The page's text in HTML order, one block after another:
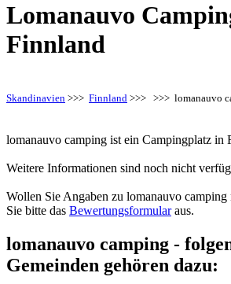
Lomanauvo
Finnland
Skandinavien >>> Finnland >>> >>> lomanauvo
lomanauvo camping ist ein Campingplatz in
Weitere Informationen sind noch nicht
Wollen Sie Angaben zu lomanauvo camping
Sie bitte das Bewertungsformularaus.
lomanauvo camping -
Gemeinden gehören dazu: